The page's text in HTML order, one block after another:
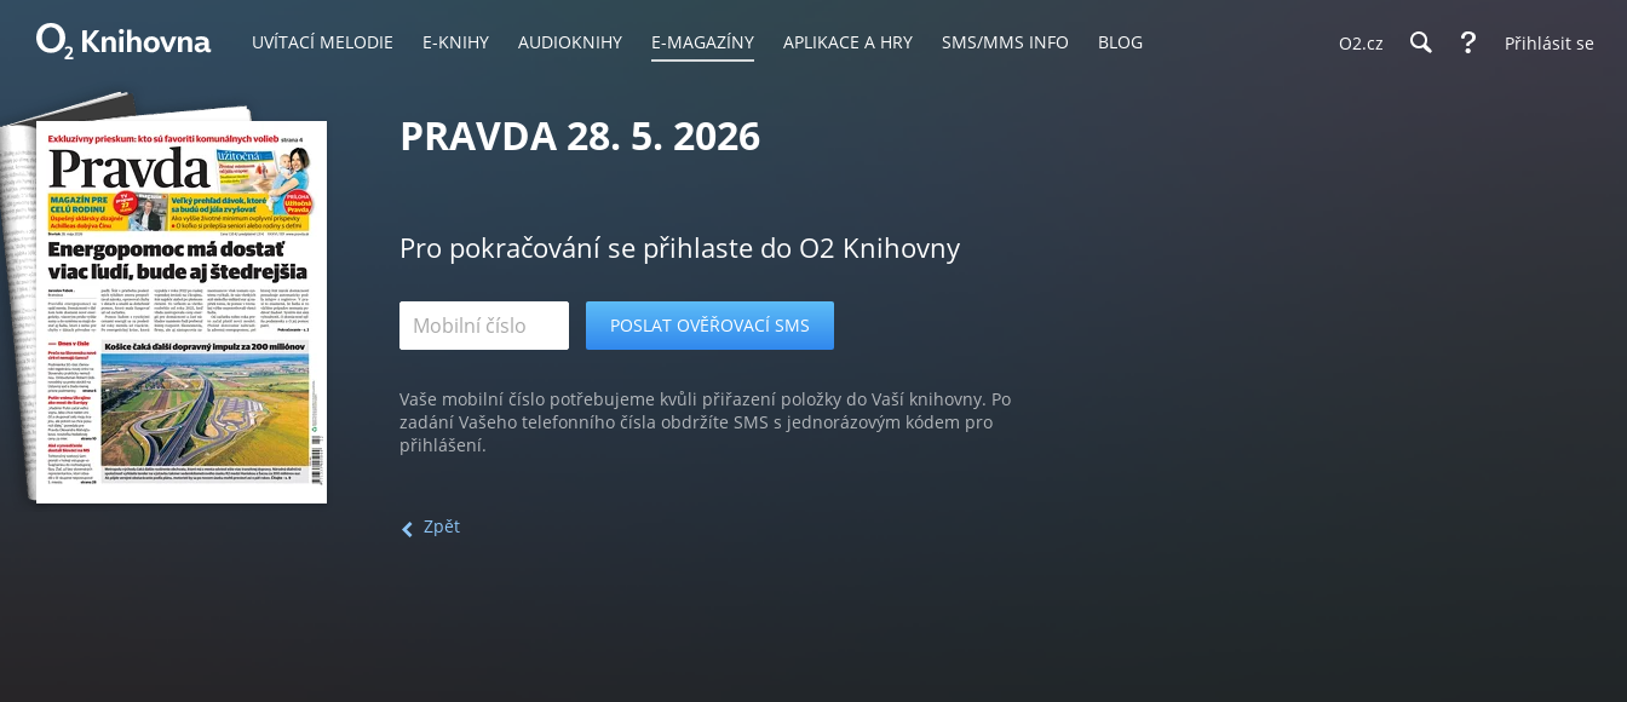
UVÍTACÍ MELODIE E-KNIHY AUDIOKNIHY E-MAGAZÍNY APLIKACE A HRY SMS/MMS INFO BLOG O2.cz Přihlásit se
PRAVDA 28. 5. 2026
Pro pokračování se přihlaste do O2 Knihovny
Vaše mobilní číslo potřebujeme kvůli přiřazení položky do Vaší knihovny. Po
zadání Vašeho telefonního čísla obdržíte SMS s jednorázovým kódem pro
přihlášení.
Zpět